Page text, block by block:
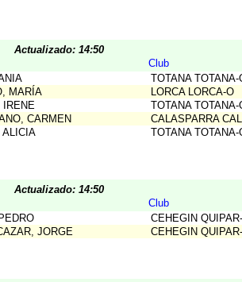
Actualizado: 14:50
Club
TOTANA TOTANA-
MARÍA
LORCA LORCA-O
IRENE
TOTANA TOTANA-
CARMEN
CALASPARRA
ALICIA TOTANA TOTANA-
Actualizado: 14:50
Club
CEHEGIN
JORGE CEHEGIN